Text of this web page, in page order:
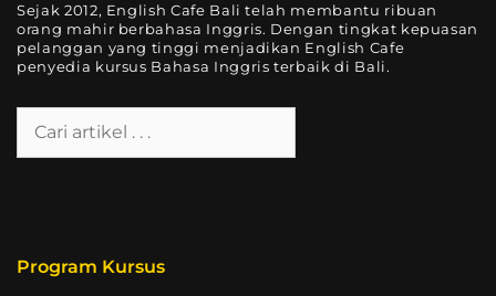
Sejak 2012, English Cafe Bali telah membantu ribuan
orang mahir berbahasa Inggris. Dengan tingkat kepuasan
pelanggan yang tinggi menjadikan English Cafe
penyedia kursus Bahasa Inggris terbaik di Bali.
Program Kursus